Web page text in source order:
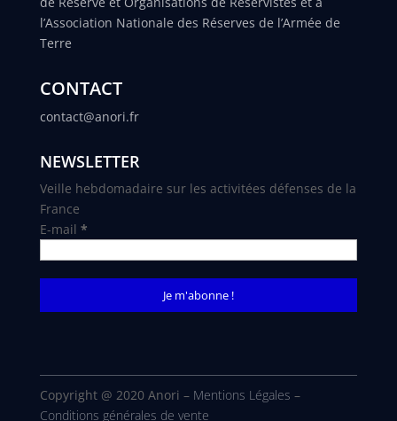
l’Association Nationale des Réserves de l’Armée de
Terre
CONTACT
contact@anori.fr
NEWSLETTER
Veille hebdomadaire sur les activitées défenses de la
France
E-mail *
Copyright @ 2020 Anori – Mentions Légales –
Conditions générales de vente